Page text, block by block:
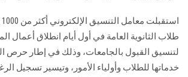
طلاب الثانوية العامة في أول أيام انطلاق أعمال
لتنسيق القبول بالجامعات، وذلك في إطار حرص
خدماتها للطلاب وأولياء الأمور، وتيسير تسجيل